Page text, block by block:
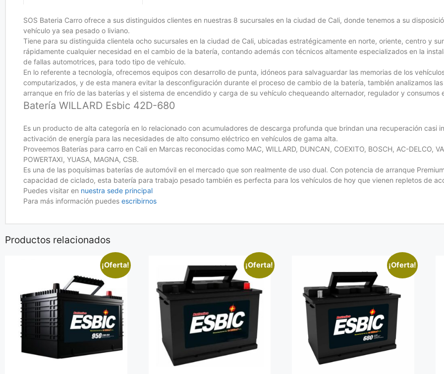
SOS Bateria Carro ofrece a sus distinguidos clientes en nuestras 8 sucursales en la ciudad de Cali, donde tenemos a su
vehículo ya sea pesado o liviano.
Tiene para su distinguida clientela ocho sucursales en la ciudad de Cali, ubicadas estratégicamente en norte, oriente, centro y
rápidamente cualquier necesidad en el cambio de la batería, contando además con técnicos altamente especializados en la
de fallas automotrices, para todo tipo de vehículo.
En lo referente a tecnología, ofrecemos equipos con desarrollo de punta, idóneos para salvaguardar las memorias de los
computarizados, y de esta manera evitar la desconfiguración durante el proceso de cambio de la batería, también analizamos
arranque en frío de las baterías y el sistema de encendido y carga de su vehículo chequeando alternador, regulador y consumos
Batería WILLARD Esbic 42D-680
Es un producto de alta categoría en lo relacionado con acumuladores de descarga profunda que brindan una recuperación casi
activación de energía para las necesidades de alto consumo eléctrico en vehículos de gama alta.
Proveemos Baterías para carro en Cali en Marcas reconocidas como MAC, WILLARD, DUNCAN, COEXITO, BOSCH, AC-DELCO,
POWERTAXI, YUASA, MAGNA, CSB.
Es una de las poquísimas baterías de automóvil en el mercado que son realmente de uso dual. Con potencia de arranque
capacidad de ciclado, esta batería para trabajo pesado también es perfecta para los vehículos de hoy que vienen repletos de
Puedes visitar en nuestra sede principal
Para más información puedes escribirnos
Productos relacionados
¡Oferta! ¡Oferta! ¡Oferta!